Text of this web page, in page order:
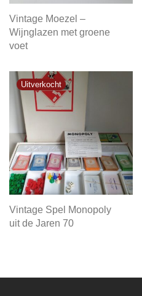
Vintage Moezel –
Wijnglazen met groene
voet
Vintage Spel Monopoly
uit de Jaren 70